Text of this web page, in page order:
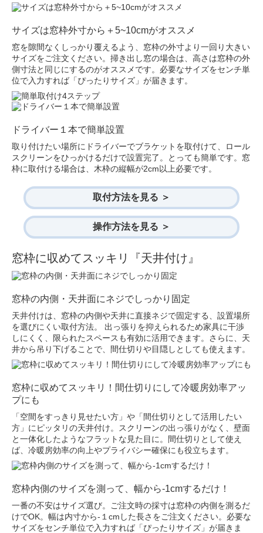
サイズは窓枠外寸から＋5~10cmがオススメ
窓を隙間なくしっかり覆えるよう、窓枠の外寸より一回り大きい
サイズをご注文ください。掃き出し窓の場合は、高さは窓枠の外
側寸法と同じにするのがオススメです。必要なサイズをセンチ単
位で入力すれば「ぴったりサイズ」が届きます。
ドライバー１本で簡単設置
取り付けたい場所にドライバーでブラケットを取付けて、ロール
スクリーンをひっかけるだけで設置完了。とっても簡単です。窓
枠に取付ける場合は、木枠の縦幅が2cm以上必要です。
取付方法を見る ＞
操作方法を見る ＞
窓枠に収めてスッキリ『天井付け』
窓枠の内側・天井面にネジでしっかり固定
天井付けは、窓枠の内側や天井に直接ネジで固定する、設置場所
を選びにくい取付方法。 出っ張りを抑えられるため家具に干渉
しにくく、限られたスペースも有効に活用できます。さらに、天
井から吊り下げることで、間仕切りや目隠しとしても使えます。
窓枠に収めてスッキリ！間仕切りにして冷暖房効率アッ
プにも
「空間をすっきり見せたい方」や「間仕切りとして活用したい
方」にピッタリの天井付け。スクリーンの出っ張りがなく、壁面
と一体化したようなフラットな見た目に。間仕切りとして使え
ば、冷暖房効率の向上やプライバシー確保にも役立ちます。
窓枠内側のサイズを測って、幅から-1cmするだけ！
一番の不安はサイズ選び。ご注文時の採寸は窓枠の内側を測るだ
けでOK。幅は内寸から-１cmした長さをご注文ください。必要な
サイズをセンチ単位で入力すれば「ぴったりサイズ」が届きま